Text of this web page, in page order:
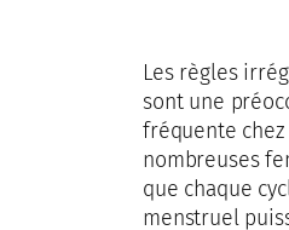
Les règles
sont une
fréquente chez
nombreuses
que chaque
menstruel